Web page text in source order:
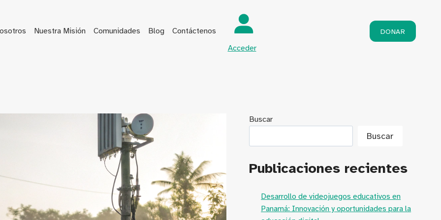
Nuestra Misión Comunidades Blog
Contáctenos
Acceder
DONAR
Buscar
Buscar
Publicaciones recientes
Desarrollo de videojuegos educativos en
Panamá: Innovación y oportunidades para la